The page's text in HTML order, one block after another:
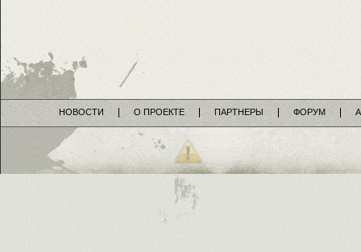
НОВОСТИ О ПРОЕКТЕ ПАРТНЕРЫ ФОРУМ